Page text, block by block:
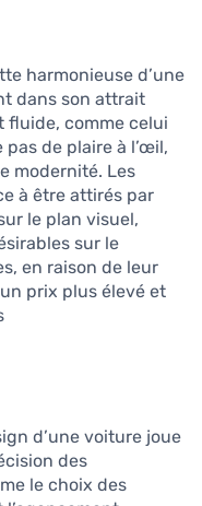
harmonieuse d’une
dans son attrait
fluide, comme celui
de plaire à l’œil,
modernité. Les
à être attirés par
le plan visuel,
sur le
en raison de leur
prix plus élevé et
d’une voiture joue
des
le choix des